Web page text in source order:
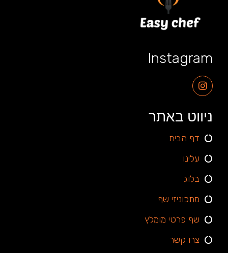
Instagram
ניווט באתר
דף הבית
עלינו
בלוג
מתכוניזי שף
שף פרטי מומלץ
צרו קשר